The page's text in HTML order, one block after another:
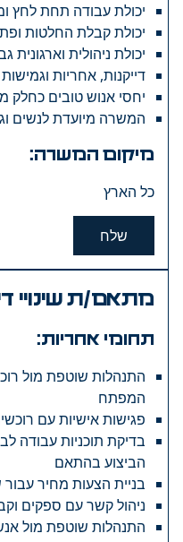
יכולת עבודה תחת לחץ
יכולת קבלת החלטות
יכולת ניהולית וארגונית
דייקנות, אחריות
יחסי אנוש טובים כחלק
המשרה מיועדת לנשים
מיקום המשרה:
כל הארץ
שלח
מתאם/ת שינויי
תחומי אחריות:
התנהלות שוטפת מול
המפתח
פגישות אישיות עם
בדיקת תוכניות עבודה
הביצוע בהתאם
בניית הצעות מחיר עבור
ניהול קשר עם ספקים
התנהלות שוטפת מול